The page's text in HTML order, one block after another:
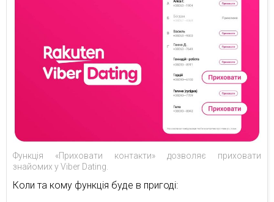
Функція «Приховати контакти» дозволяє приховати
знайомих у Viber Dating.
Коли та кому функція буде в пригоді: